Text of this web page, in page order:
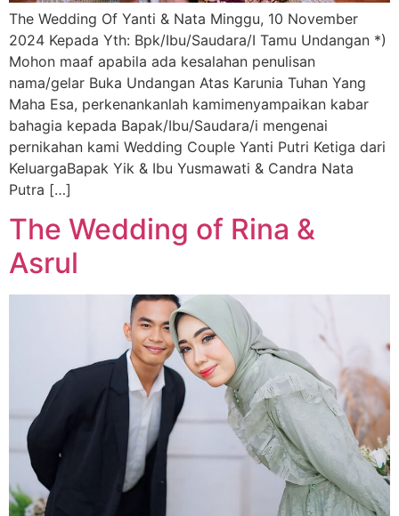
The Wedding Of Yanti & Nata Minggu, 10 November
2024 Kepada Yth: Bpk/Ibu/Saudara/I Tamu Undangan *)
Mohon maaf apabila ada kesalahan penulisan
nama/gelar Buka Undangan Atas Karunia Tuhan Yang
Maha Esa, perkenankanlah kamimenyampaikan kabar
bahagia kepada Bapak/Ibu/Saudara/i mengenai
pernikahan kami Wedding Couple Yanti Putri Ketiga dari
KeluargaBapak Yik & Ibu Yusmawati & Candra Nata
Putra […]
The Wedding of Rina &
Asrul